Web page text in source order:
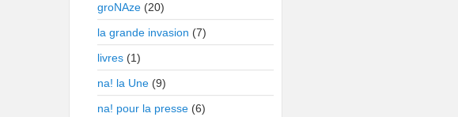
groNAze (20)
la grande invasion (7)
livres (1)
na! la Une (9)
na! pour la presse (6)